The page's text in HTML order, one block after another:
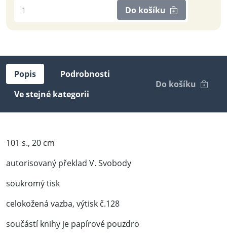
Do košíku
Popis
Podrobnosti
Ve stejné kategorii
Do košíku
101 s., 20 cm
autorisovaný překlad V. Svobody
soukromý tisk
celokožená vazba, výtisk č.128
součástí knihy je papírové pouzdro